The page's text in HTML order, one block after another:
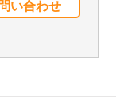
い合わせ